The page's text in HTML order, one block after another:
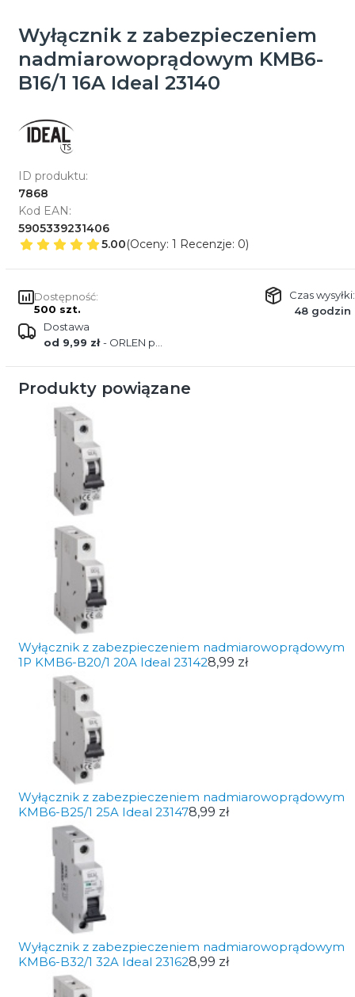
Wyłącznik z zabezpieczeniem
nadmiarowoprądowym KMB6-
B16/1 16A Ideal 23140
ID produktu:
7868
Kod EAN:
5905339231406
5.00(Oceny: 1 Recenzje: 0)
Dostępność:
500 szt.
Czas wysyłki:
48 godzin
Dostawa
od 9,99 zł- ORLEN paczka
Produkty powiązane
Wyłącznik z zabezpieczeniem nadmiarowoprądowym
1P KMB6-B20/1 20A Ideal 231428,99 zł
Wyłącznik z zabezpieczeniem nadmiarowoprądowym
KMB6-B25/1 25A Ideal 231478,99 zł
Wyłącznik z zabezpieczeniem nadmiarowoprądowym
KMB6-B32/1 32A Ideal 231628,99 zł